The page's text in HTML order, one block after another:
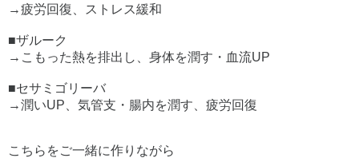
→疲労回復、ストレス緩和
■ザルーク
→こもった熱を排出し、身体を潤す・血流UP
■セサミゴリーバ
→潤いUP、気管支・腸内を潤す、疲労回復
こちらをご一緒に作りながら